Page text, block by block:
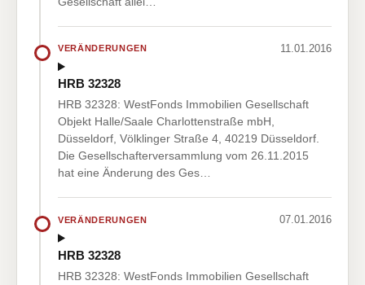
VERÄNDERUNGEN 11.01.2016
HRB 32328
HRB 32328: WestFonds Immobilien Gesellschaft
Objekt Halle/Saale Charlottenstraße mbH,
Düsseldorf, Völklinger Straße 4, 40219 Düsseldorf.
Die Gesellschafterversammlung vom 26.11.2015
hat eine Änderung des Ges…
VERÄNDERUNGEN 07.01.2016
HRB 32328
HRB 32328: WestFonds Immobilien Gesellschaft